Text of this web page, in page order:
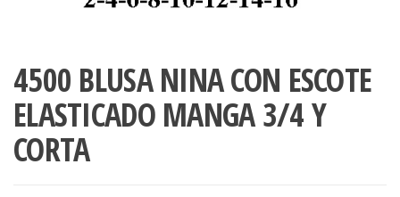
4500 BLUSA NINA CON ESCOTE
ELASTICADO MANGA 3/4 Y
CORTA